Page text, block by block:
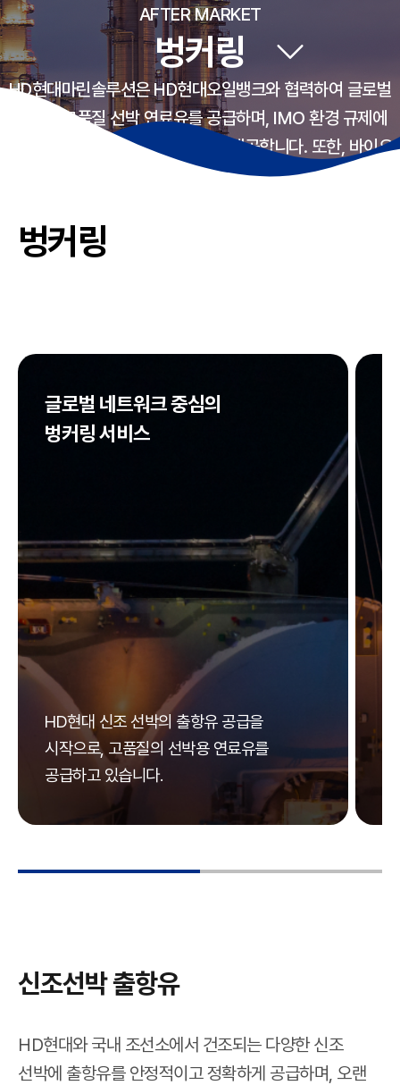
AFTER MARKET
벙커링
HD현대마린솔루션은 HD현대오일뱅크와 협력하여 글로벌
선사에 고품질 선박 연료유를 공급하며, IMO 환경 규제에
대응한 최적화된 벙커링 솔루션을 제공합니다. 또한, 바이오
및 메탄올 연료 등 차세대 친환경 연료의 실증과 상용화를
벙커링
글로벌 네트워크 중심의
벙커링 서비스
HD현대 신조 선박의 출항유 공급을
시작으로, 고품질의 선박용 연료유를
공급하고 있습니다.
신조선박 출항유
HD현대와 국내 조선소에서 건조되는 다양한 신조
선박에 출항유를 안정적이고 정확하게 공급하며, 오랜